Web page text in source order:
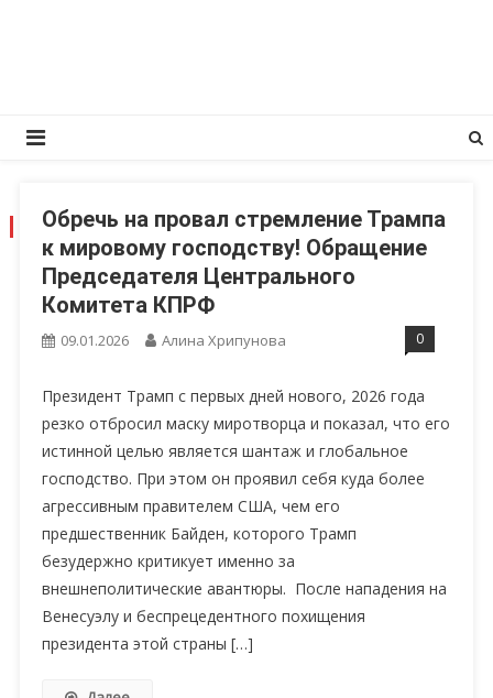
ДЕНЬ:09.01.2026
Обречь на провал стремление Трампа
к мировому господству! Обращение
Председателя Центрального
Комитета КПРФ
09.01.2026 Алина Хрипунова 0
Президент Трамп с первых дней нового, 2026 года
резко отбросил маску миротворца и показал, что его
истинной целью является шантаж и глобальное
господство. При этом он проявил себя куда более
агрессивным правителем США, чем его
предшественник Байден, которого Трамп
безудержно критикует именно за
внешнеполитические авантюры. После нападения на
Венесуэлу и беспрецедентного похищения
президента этой страны […]